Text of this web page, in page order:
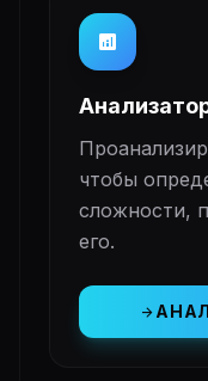
analytics
чтобы
сложности,
его.
arrow_forward